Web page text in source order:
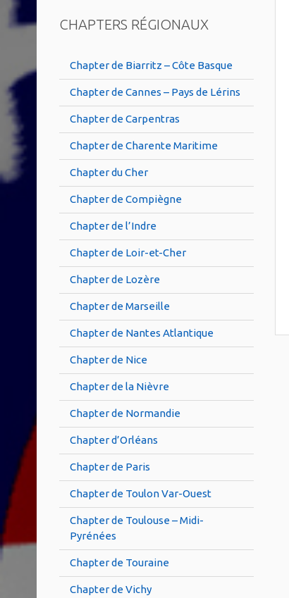
CHAPTERS RÉGIONAUX
Chapter de Biarritz – Côte Basque
Chapter de Cannes – Pays de Lérins
Chapter de Carpentras
Chapter de Charente Maritime
Chapter du Cher
Chapter de Compiègne
Chapter de l’Indre
Chapter de Loir-et-Cher
Chapter de Lozère
Chapter de Marseille
Chapter de Nantes Atlantique
Chapter de Nice
Chapter de la Nièvre
Chapter de Normandie
Chapter d’Orléans
Chapter de Paris
Chapter de Toulon Var-Ouest
Chapter de Toulouse – Midi-
Pyrénées
Chapter de Touraine
Chapter de Vichy